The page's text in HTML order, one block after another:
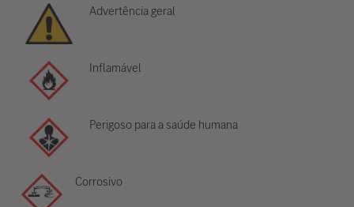
Advertência geral
Inflamável
Perigoso para a saúde humana
Corrosivo